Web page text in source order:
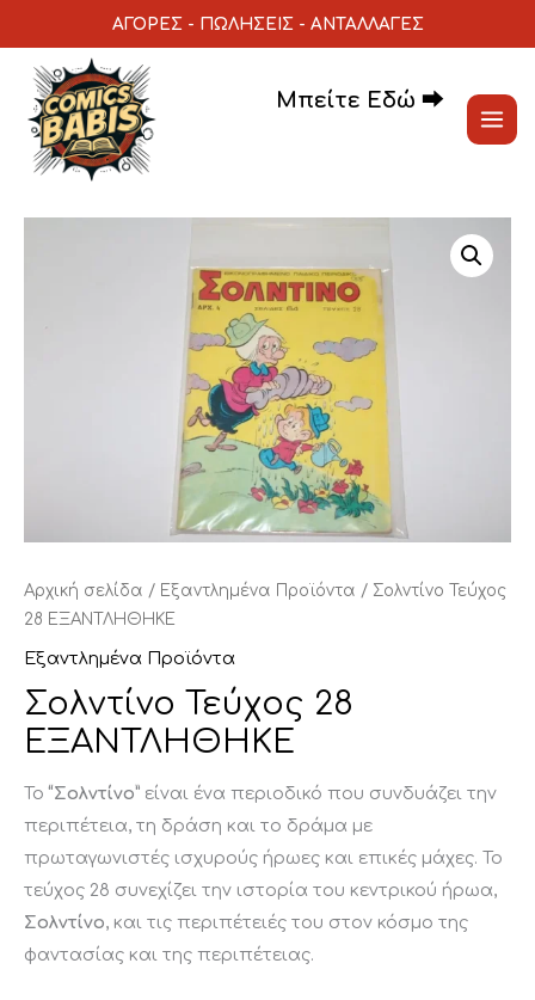
στο
περιεχόμενο
ΑΓΟΡΕΣ- ΠΩΛΗΣΕΙΣ - ΑΝΤΑΛΛΑΓΕΣ
Μπείτε Εδώ ⮕
Αρχική σελίδα / Εξαντλημένα Προϊόντα / Σολντίνο Τεύχος
28 ΕΞΑΝΤΛΗΘΗΚΕ
Εξαντλημένα Προϊόντα
Σολντίνο Τεύχος 28
ΕΞΑΝΤΛΗΘΗΚΕ
Το“Σολντίνο” είναι ένα περιοδικό που συνδυάζει την
περιπέτεια, τη δράση και το δράμα με
πρωταγωνιστές ισχυρούς ήρωες και επικές μάχες. Το
τεύχος 28 συνεχίζει την ιστορία του κεντρικού ήρωα,
Σολντίνο, και τις περιπέτειές του στον κόσμο της
φαντασίας και της περιπέτειας.